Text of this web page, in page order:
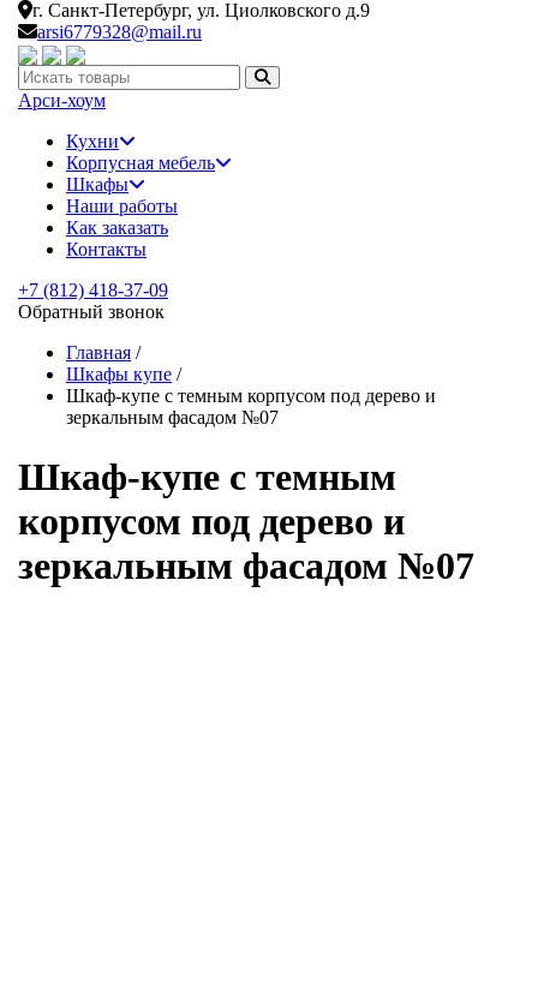
г. Санкт-Петербург, ул. Циолковского д.9
arsi6779328@mail.ru
Искать:
Арси-хоум
Кухни
Корпусная мебель
Шкафы
Наши работы
Как заказать
Контакты
+7 (812) 418-37-09
Обратный звонок
Главная /
Шкафы купе /
Шкаф-купе с темным корпусом под дерево и
зеркальным фасадом №07
Шкаф-купе с темным
корпусом под дерево и
зеркальным фасадом №07